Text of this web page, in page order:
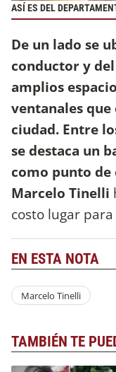
ASÍ ES DEL
De un lado se
conductor y
amplios
ventanales
ciudad. Entre
se destaca un
como punto
Marcelo Tinelli
costo lugar
EN ESTA NOTA
Marcelo Tinelli
TAMBIÉN TE